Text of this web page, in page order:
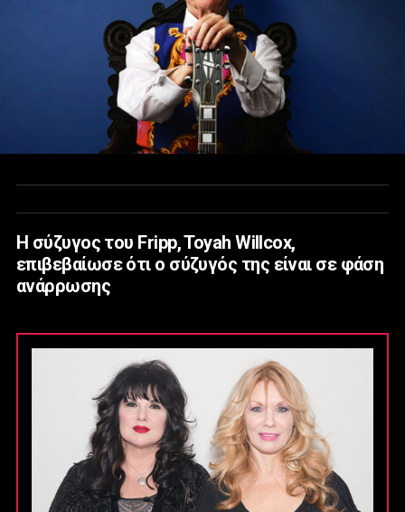
Η σύζυγος του Fripp, Toyah Willcox,
επιβεβαίωσε ότι ο σύζυγός της είναι σε φάση
ανάρρωσης